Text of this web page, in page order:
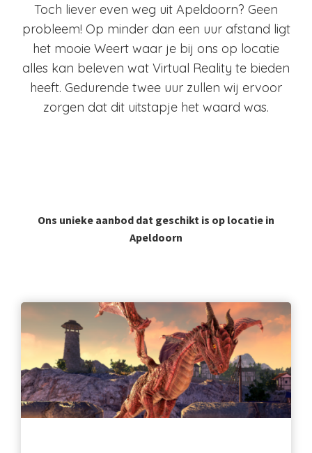
Toch liever even weg uit Apeldoorn? Geen
probleem! Op minder dan een uur afstand ligt
het mooie Weert waar je bij ons op locatie
alles kan beleven wat Virtual Reality te bieden
heeft. Gedurende twee uur zullen wij ervoor
zorgen dat dit uitstapje het waard was.
Ons unieke aanbod dat geschikt is op locatie in
Apeldoorn